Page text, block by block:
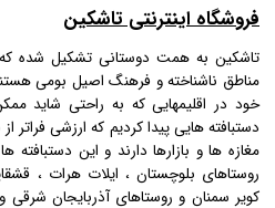
فروشگاه اینترنتی تاشکین
تاشکین به همت دوستانی تشکیل شده
مناطق ناشناخته و فرهنگ اصیل بومی
خود در اقلیمهایی که به راحتی شاید
دستبافته هایی پیدا کردیم که ارزشی
مغازه ها و بازارها دارند و این دستبافته
روستاهای بلوچستان ، ایلات هرات ،
کویر سمنان و روستاهای آذربایجان